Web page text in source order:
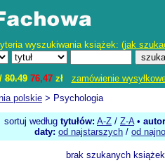
wyszukiwania książek: (jak
/80.49 76,47zł
zamówienie
polskie > Psychologia
sortuj według tytułów: A-Z / Z-A•
daty: od najstarszych / od
brak szukanych książek